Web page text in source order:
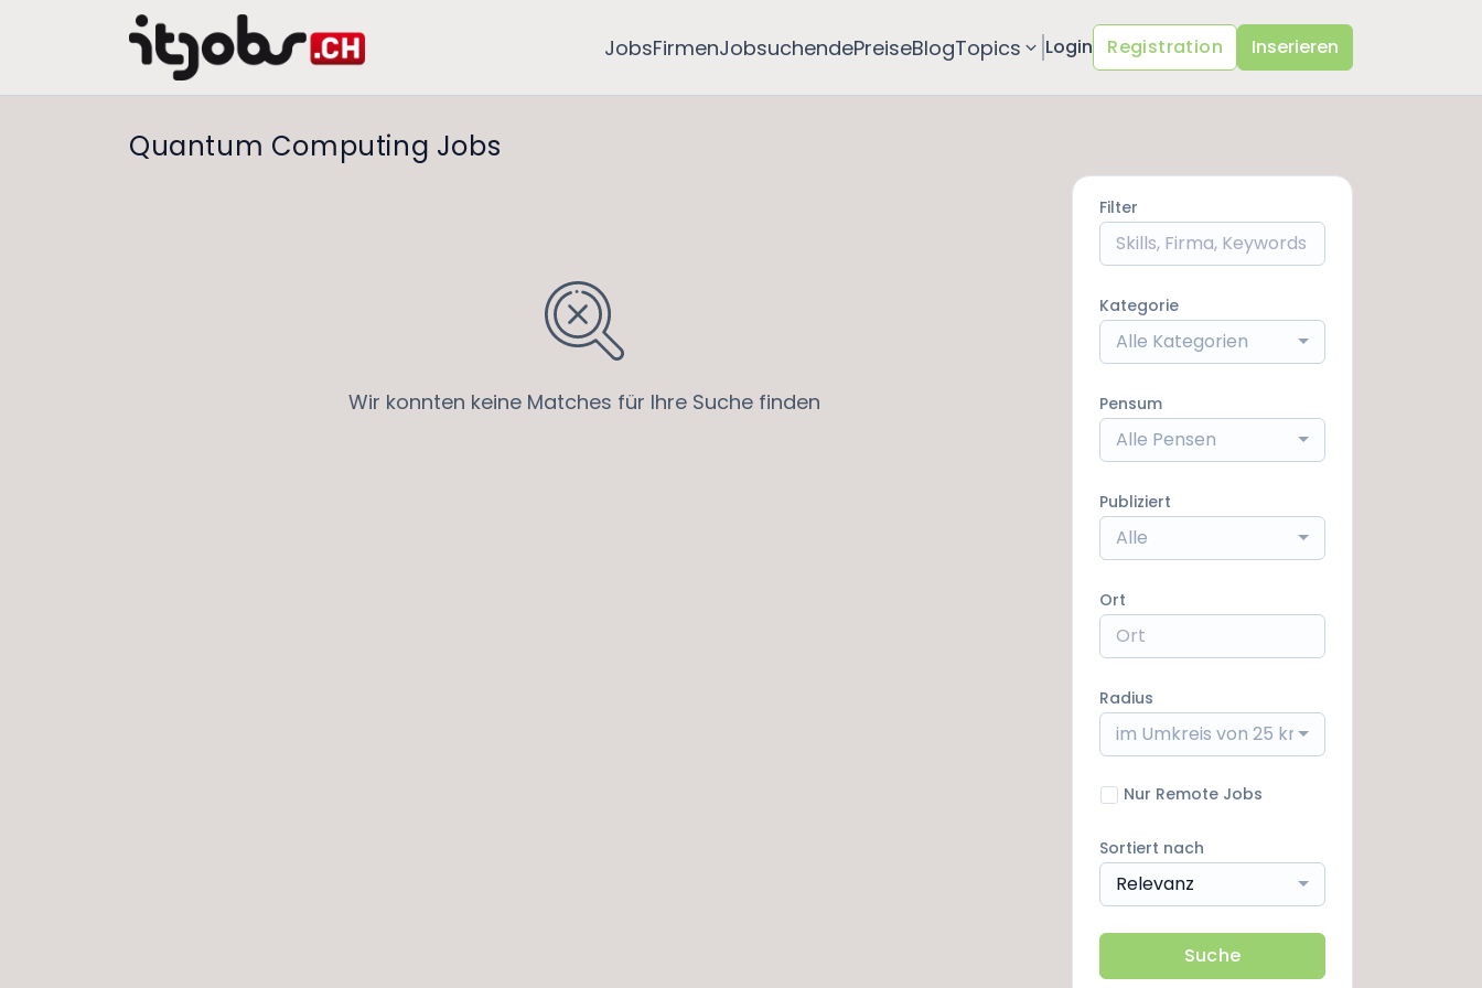
JobsFirmenJobsuchendePreiseBlogTopics Login Registration Inserieren
Quantum Computing Jobs
Wir konnten keine Matches für Ihre Suche finden
Filter
Kategorie
Alle Kategorien
Pensum
Alle Pensen
Publiziert
Alle
Ort
Radius
im Umkreis von 25 km
Nur Remote Jobs
Sortiert nach
Relevanz
Suche